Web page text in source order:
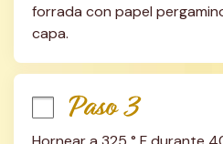
forrada con papel
capa.
Paso 3